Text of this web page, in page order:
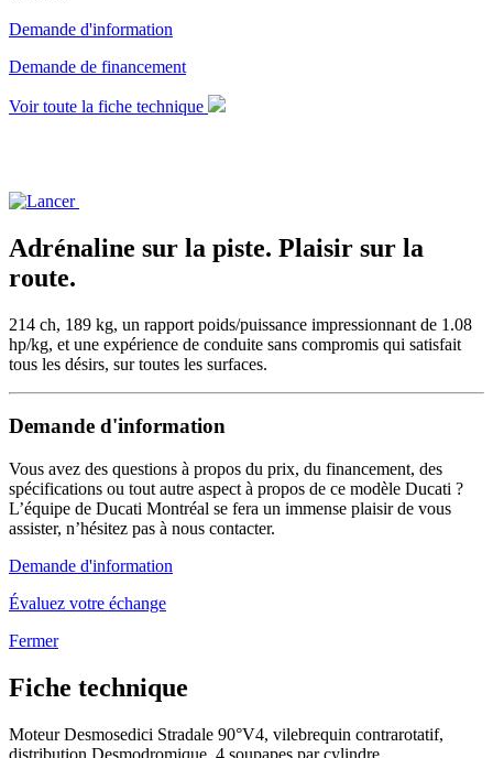
Demande d'information
Demande de financement
Voir toute la fiche technique
Adrénaline sur la piste. Plaisir sur la
route.
214 ch, 189 kg, un rapport poids/puissance impressionnant de 1.08
hp/kg, et une expérience de conduite sans compromis qui satisfait
tous les désirs, sur toutes les surfaces.
Demande d'information
Vous avez des questions à propos du prix, du financement, des
spécifications ou tout autre aspect à propos de ce modèle Ducati ?
L’équipe de Ducati Montréal se fera un immense plaisir de vous
assister, n’hésitez pas à nous contacter.
Demande d'information
Évaluez votre échange
Fermer
Fiche technique
MoteurDesmosedici Stradale 90°V4, vilebrequin contrarotatif,
distribution Desmodromique, 4 soupapes par cylindre,